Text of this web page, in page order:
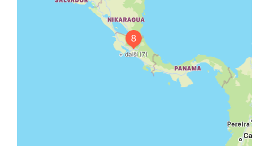
1
2 La Fortuna a sopka Arenal
3 Pralesy v Monteverde
4 Surfování v Tamarindu
5 Oraz v Montezumě
6 NP Manuel Antonio a raftování na Rio
7 Lenochodi a plážování v Puerto